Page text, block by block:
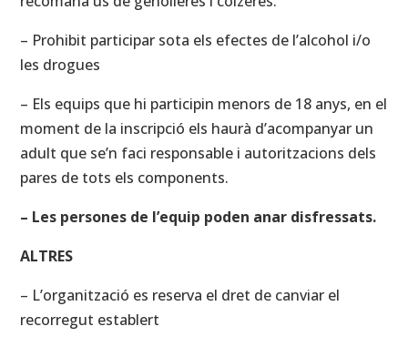
– Prohibit participar sota els efectes de l’alcohol i/o
les drogues
– Els equips que hi participin menors de 18 anys, en el
moment de la inscripció els haurà d’acompanyar un
adult que se’n faci responsable i autoritzacions dels
pares de tots els components.
– Les persones de l’equip poden anar disfressats.
ALTRES
– L’organització es reserva el dret de canviar el
recorregut establert